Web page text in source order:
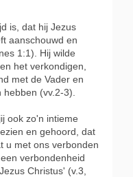
is, dat hij Jezus
aanschouwd en
1:1). Hij wilde
het verkondigen,
met de Vader en
(vv.2-3).
ook zo'n intieme
en gehoord, dat
u met ons verbonden
verbondenheid
Christus' (v.3,